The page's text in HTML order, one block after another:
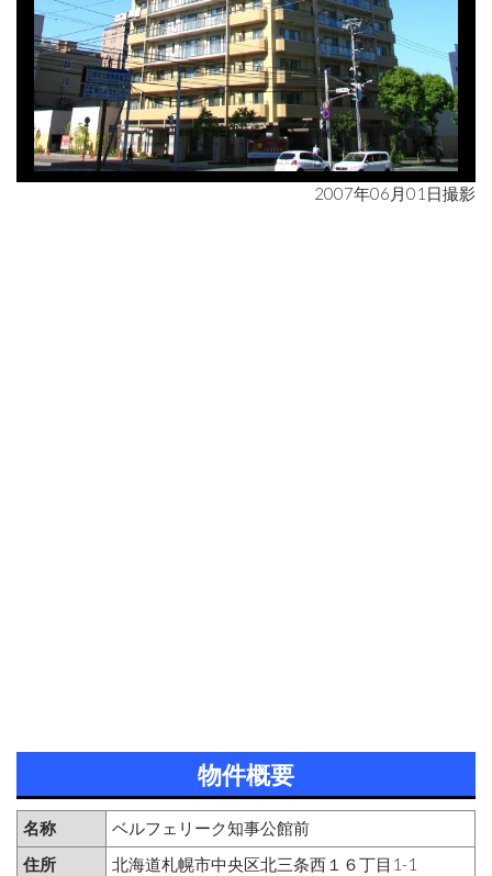
2007年06月01日撮影
物件概要
名称
ベルフェリーク知事公館前
住所
北海道札幌市中央区北三条西１６丁目1-1